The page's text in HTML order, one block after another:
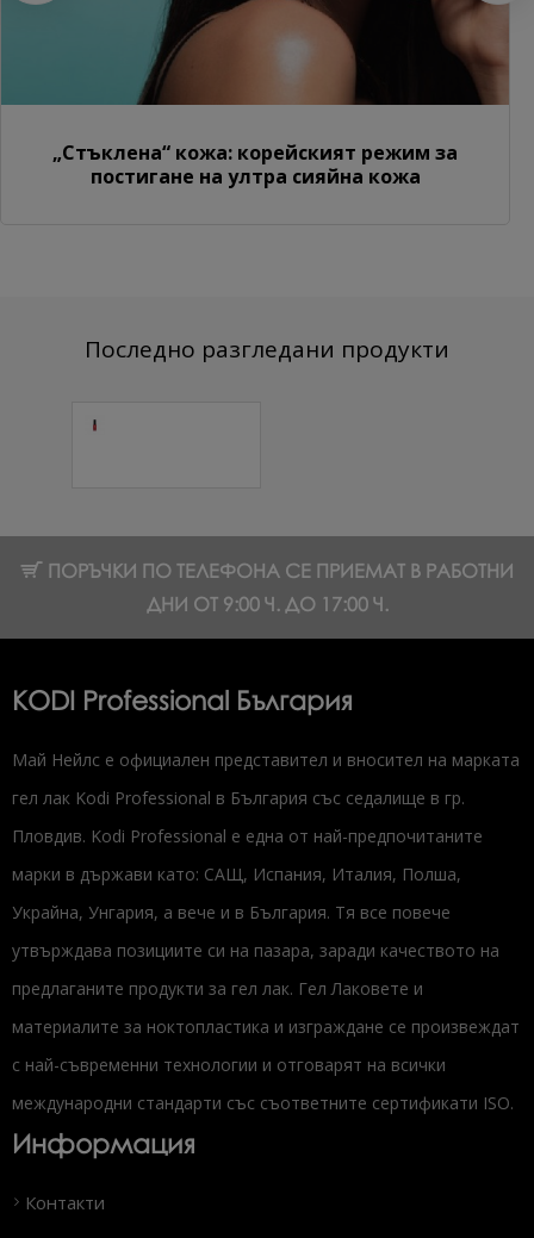
Последно разгледани продукти
ПОРЪЧКИ ПО ТЕЛЕФОНА СЕ ПРИЕМАТ В РАБОТНИ
ДНИ ОТ 9:00 Ч. ДО 17:00 Ч.
KODI Professional България
Май Нейлс е официален представител и вносител на марката
гел лак Kodi Professional в България със седалище в гр.
Пловдив. Kodi Professional е една от най-предпочитаните
марки в държави като: САЩ, Испания, Италия, Полша,
Украйна, Унгария, а вече и в България. Тя все повече
утвърждава позициите си на пазара, заради качеството на
предлаганите продукти за гел лак. Гел Лаковете и
материалите за ноктопластика и изграждане се произвеждат
с най-съвременни технологии и отговарят на всички
международни стандарти със съответните сертификати ISO.
Информация
Контакти